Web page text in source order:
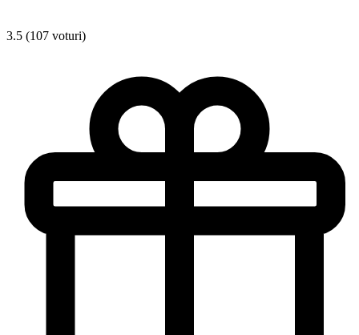
3.5 (107 voturi)